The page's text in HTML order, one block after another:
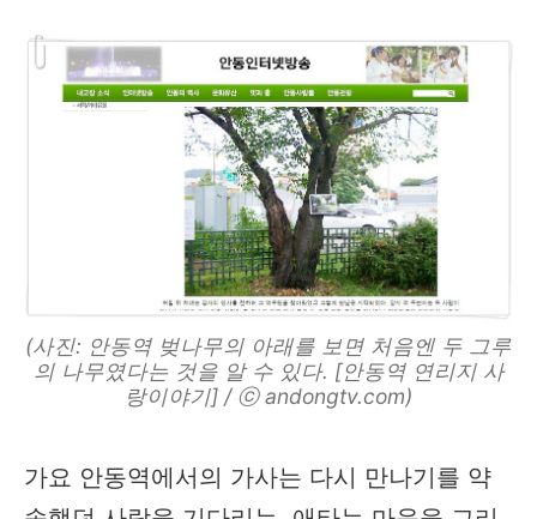
(사진: 안동역 벚나무의 아래를 보면 처음엔 두 그루
의 나무였다는 것을 알 수 있다. [안동역 연리지 사
랑이야기] / ⓒ andongtv.com)
가요 안동역에서의 가사는 다시 만나기를 약